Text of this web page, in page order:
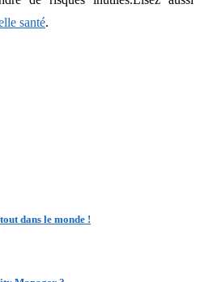
santé.
dans le monde !